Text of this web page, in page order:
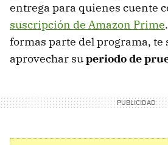
entrega para quienes cuente
suscripción de Amazon Prime
formas parte del programa, te
aprovechar superiodo de